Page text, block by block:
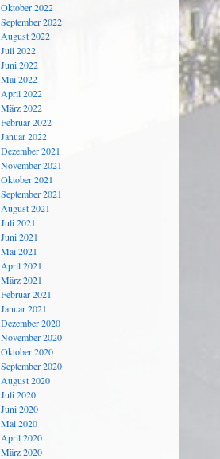
Oktober 2022
September 2022
August 2022
Juli 2022
Juni 2022
Mai 2022
April 2022
März 2022
Februar 2022
Januar 2022
Dezember 2021
November 2021
Oktober 2021
September 2021
August 2021
Juli 2021
Juni 2021
Mai 2021
April 2021
März 2021
Februar 2021
Januar 2021
Dezember 2020
November 2020
Oktober 2020
September 2020
August 2020
Juli 2020
Juni 2020
Mai 2020
April 2020
März 2020